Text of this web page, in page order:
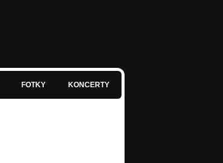
FOTKY KONCERTY